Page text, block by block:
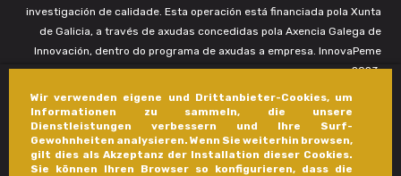
Wir verwenden eigene und Drittanbieter-Cookies, um
Informationen zu sammeln, die unsere
Dienstleistungen verbessern und Ihre Surf-
Gewohnheiten analysieren. Wenn Sie weiterhin browsen,
gilt dies als Akzeptanz der Installation dieser Cookies.
Sie können Ihren Browser so konfigurieren, dass die
investigación de calidade. Esta operación está financiada pola Xunta
de Galicia, a través de axudas concedidas pola Axencia Galega de
Innovación, dentro do programa de axudas a empresa. InnovaPeme
2023.